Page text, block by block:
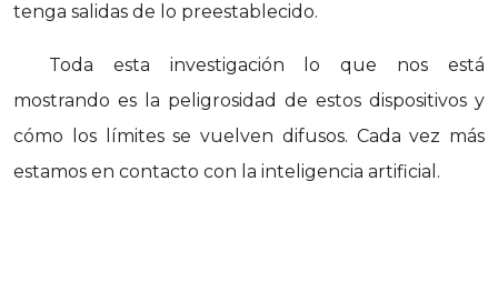
tenga salidas de lo preestablecido.
Toda esta investigación lo que nos está
mostrando es la peligrosidad de estos dispositivos y
cómo los límites se vuelven difusos. Cada vez más
estamos en contacto con la inteligencia artificial.